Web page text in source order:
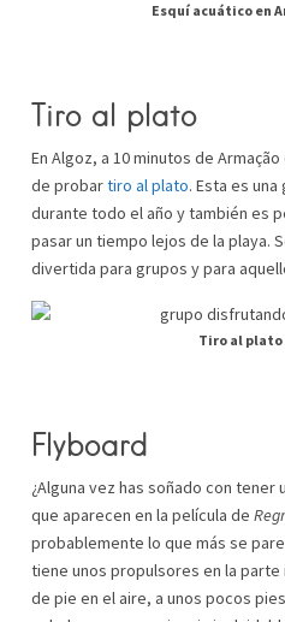
Esquí acuático en
Tiro al plato
En Algoz, a 10 minutos de
de probartiro al plato. Esta es
durante todo el año y también es
pasar un tiempo lejos de la playa.
divertida para grupos y para
Tiro al plato
Flyboard
¿Alguna vez has soñado con
que aparecen en la película de
probablemente lo que más se
tiene unos propulsores en la
de pie en el aire, a unos pocos